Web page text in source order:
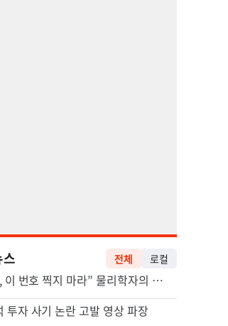
전체 로컬
“로또, 이 번호 찍지 마라” 물리학자의 당첨금 높이는 비밀
투자 사기 논란 고발 영상 파장